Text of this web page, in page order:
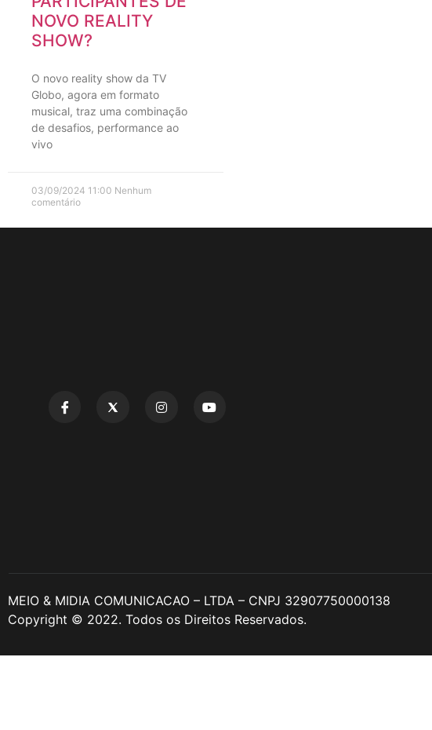
NOVO REALITY
SHOW?
O novo reality show da TV
Globo, agora em formato
musical, traz uma combinação
de desafios, performance ao
vivo
03/09/2024 11:00 Nenhum
comentário
MEIO & MIDIA COMUNICACAO – LTDA – CNPJ 32907750000138
Copyright © 2022. Todos os Direitos Reservados.